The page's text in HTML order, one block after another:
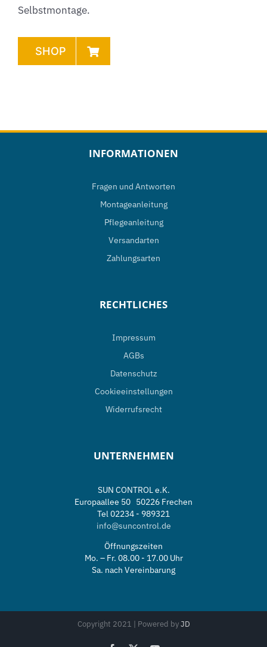
Selbstmontage.
SHOP
INFORMATIONEN
Fragen und Antworten
Montageanleitung
Pflegeanleitung
Versandarten
Zahlungsarten
RECHTLICHES
Impressum
AGBs
Datenschutz
Cookieeinstellungen
Widerrufsrecht
UNTERNEHMEN
SUN CONTROL e.K.
Europaallee 50 50226 Frechen
Tel 02234 - 989321
info@suncontrol.de
Öffnungszeiten
Mo. – Fr. 08.00 - 17.00 Uhr
Sa. nach Vereinbarung
Copyright 2021 | Powered byJD